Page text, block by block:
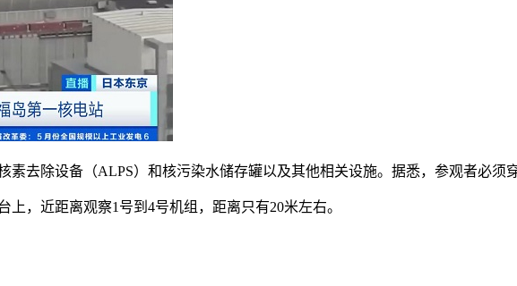
素去除设备（ALPS）和核污染水储存罐以及其他相关设施。据悉，参观者必须
，近距离观察1号到4号机组，距离只有20米左右。